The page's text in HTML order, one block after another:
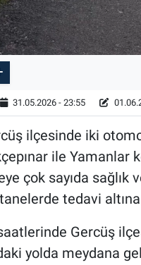
31.05.2026 - 23:55
ilçesinde iki
ile Yamanlar
çok sayıda
tedavi altına
Gercüş
yolda meydana